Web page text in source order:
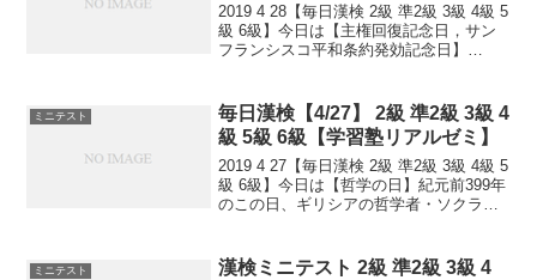
2019 4 28【毎日漢検 2級 準2級 3級 4級 5
級 6級】今日は【主権回復記念日，サン
フランシスコ平和条約発効記念日】
ランシスコ平和条約)が発効し...
ミニテスト
毎日漢検【4/27】 2級 準2級 3級 4
級 5級 6級【学習塾リアルゼミ】
2019 4 27【毎日漢検 2級 準2級 3級 4級 5
級 6級】今日は【哲学の日】紀元前399年
のこの日、ギリシアの哲学者・ソクラテ
くなりました。アテナイ(現在のアテ...
ミニテスト
漢検ミニテスト 2級 準2級 3級 4